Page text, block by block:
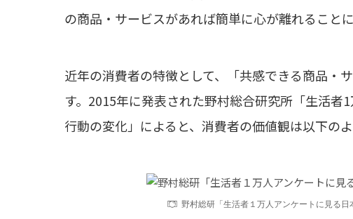
の商品・サービスがあれば簡単に心が離れること
近年の消費者の特徴として、「共感できる商品・
す。2015年に発表された野村総合研究所「生活
行動の変化」によると、消費者の価値観は以下の
野村総研「生活者１万人アンケートに見る